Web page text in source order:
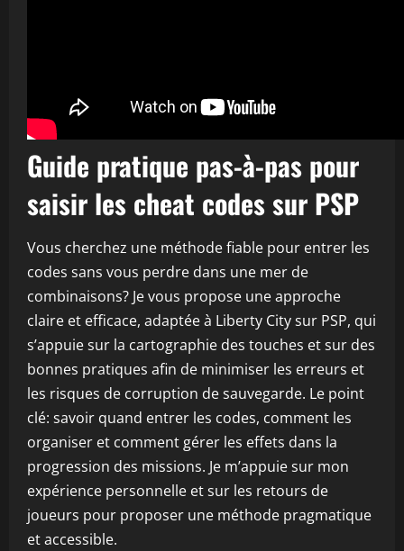
Guide pratique pas-à-pas pour
saisir les cheat codes sur PSP
Vous cherchez une méthode fiable pour entrer les
codes sans vous perdre dans une mer de
combinaisons? Je vous propose une approche
claire et efficace, adaptée à Liberty City sur PSP, qui
s’appuie sur la cartographie des touches et sur des
bonnes pratiques afin de minimiser les erreurs et
les risques de corruption de sauvegarde. Le point
clé: savoir quand entrer les codes, comment les
organiser et comment gérer les effets dans la
progression des missions. Je m’appuie sur mon
expérience personnelle et sur les retours de
joueurs pour proposer une méthode pragmatique
et accessible.